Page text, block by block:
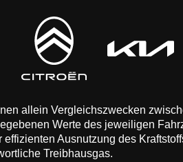
allein Vergleichszwecken
Werte des jeweiligen
Ausnutzung des
Treibhausgas.